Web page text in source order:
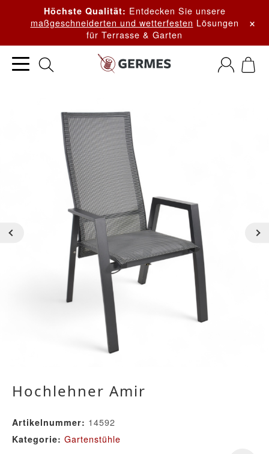
Höchste Qualität: Entdecken Sie unsere
maßgeschneiderten und wetterfesten Lösungen
für Terrasse & Garten
×
Hochlehner Amir
Artikelnummer: 14592
Kategorie: Gartenstühle